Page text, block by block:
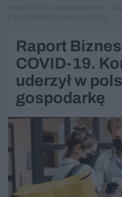
Raport
COVID-19.
uderzył w
gospodarkę